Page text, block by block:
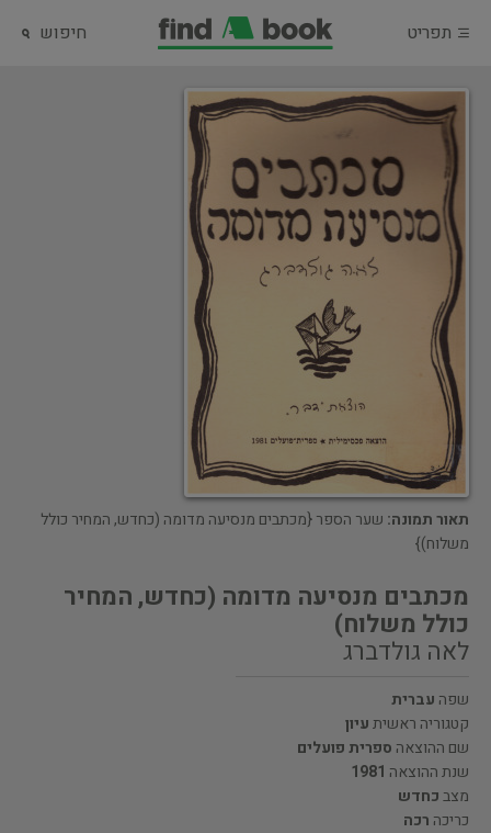
תפריט חיפוש
תאור תמונה: שער הספר {מכתבים מנסיעה מדומה (כחדש, המחיר כולל
משלוח)}
מכתבים מנסיעה מדומה (כחדש, המחיר
כולל משלוח)
לאה גולדברג
שפה עברית
קטגוריה ראשיתעיון
שם ההוצאה ספרית פועלים
שנת ההוצאה 1981
מצבכחדש
כריכה רכה